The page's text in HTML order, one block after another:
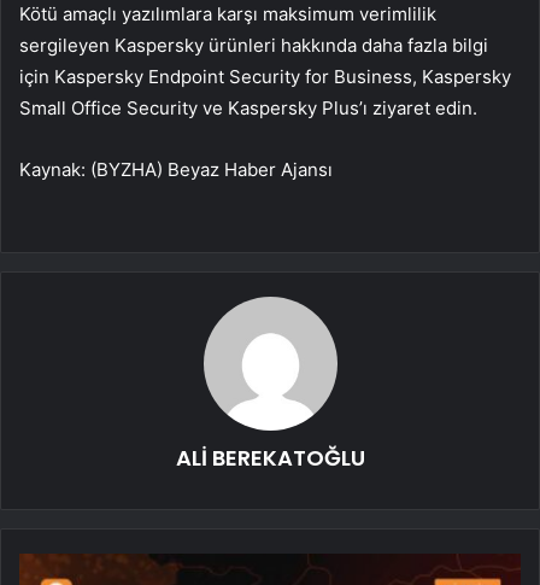
Kötü amaçlı yazılımlara karşı maksimum verimlilik
sergileyen Kaspersky ürünleri hakkında daha fazla bilgi
için Kaspersky Endpoint Security for Business, Kaspersky
Small Office Security ve Kaspersky Plus’ı ziyaret edin.
Kaynak: (BYZHA) Beyaz Haber Ajansı
ALİ BEREKATOĞLU